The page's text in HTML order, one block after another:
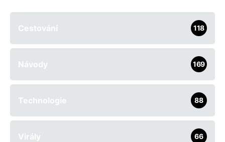
Cestování 118
Návody 169
Technologie 88
Virály 66